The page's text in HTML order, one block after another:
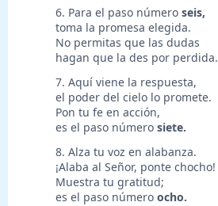
6. Para el paso número seis,
toma la promesa elegida.
No permitas que las dudas
hagan que la des por perdida.
7. Aquí viene la respuesta,
el poder del cielo lo promete.
Pon tu fe en acción,
es el paso número siete.
8. Alza tu voz en alabanza.
¡Alaba al Señor, ponte chocho!
Muestra tu gratitud;
es el paso número ocho.